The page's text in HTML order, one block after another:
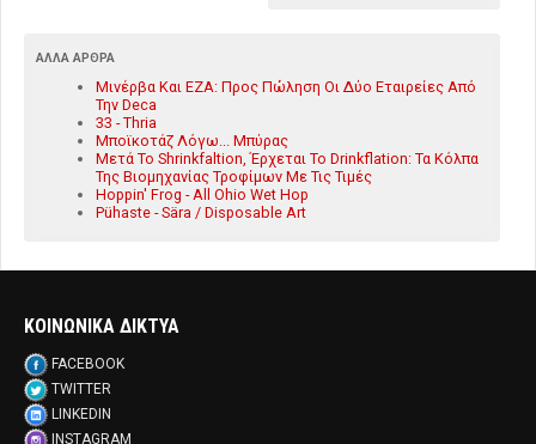
ΆΛΛΑ ΆΡΘΡΑ
Μινέρβα Και ΕΖΑ: Προς Πώληση Οι Δύο Εταιρείες Από
Την Deca
33 - Thria
Μποϊκοτάζ Λόγω... Μπύρας
Μετά Το Shrinkfaltion, Έρχεται Το Drinkflation: Τα Κόλπα
Της Βιομηχανίας Τροφίμων Με Τις Τιμές
Hoppin' Frog - All Ohio Wet Hop
Pühaste - Sära / Disposable Art
ΚΟΙΝΩΝΙΚΑ ΔΙΚΤΥΑ
FACEBOOK
TWITTER
LINKEDIN
INSTAGRAM